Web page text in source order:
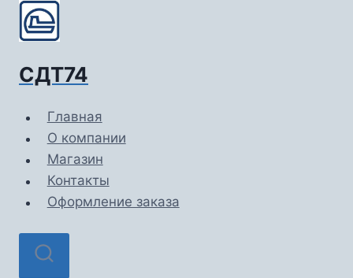
Перейти
СДТ74
Главная
О компании
Магазин
Контакты
Оформление заказа